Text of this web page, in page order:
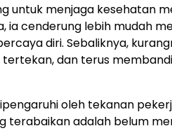
untuk menjaga kesehatan
cenderung lebih mudah
diri. Sebaliknya,
dan terus
oleh tekanan
terabaikan adalah belum